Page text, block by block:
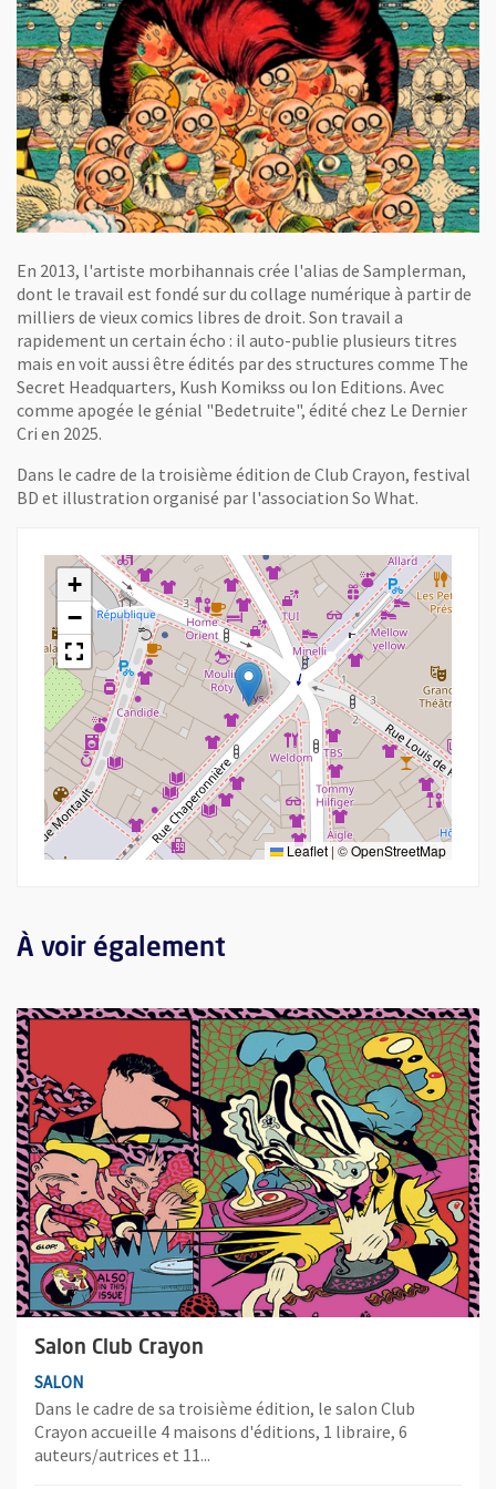
En 2013, l'artiste morbihannais crée l'alias de Samplerman,
dont le travail est fondé sur du collage numérique à partir de
milliers de vieux comics libres de droit. Son travail a
rapidement un certain écho : il auto-publie plusieurs titres
mais en voit aussi être édités par des structures comme The
Secret Headquarters, Kush Komikss ou Ion Editions. Avec
comme apogée le génial "Bedetruite", édité chez Le Dernier
Cri en 2025.
Dans le cadre de la troisième édition de Club Crayon, festival
BD et illustration organisé par l'association So What.
+
−
Leaflet | ©OpenStreetMap
À voir également
Salon Club Crayon
SALON
Dans le cadre de sa troisième édition, le salon Club
Crayon accueille 4 maisons d'éditions, 1 libraire, 6
auteurs/autrices et 11...
Plus d'information sur l'évènement : Salon Club Crayon